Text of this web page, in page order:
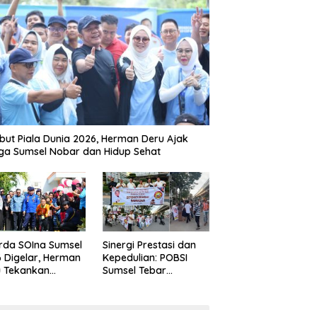
Piala Dunia 2026, Herman Deru Ajak
Sumsel Nobar dan Hidup Sehat
SOIna Sumsel
Digelar, Herman
Tekankan
Sinergi Prestasi dan
Kepedulian: POBSI
Sumsel Tebar